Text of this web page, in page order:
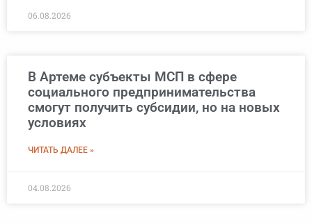
06.08.2026
В Артеме субъекты МСП в сфере
социального предпринимательства
смогут получить субсидии, но на новых
условиях
ЧИТАТЬ ДАЛЕЕ »
04.08.2026